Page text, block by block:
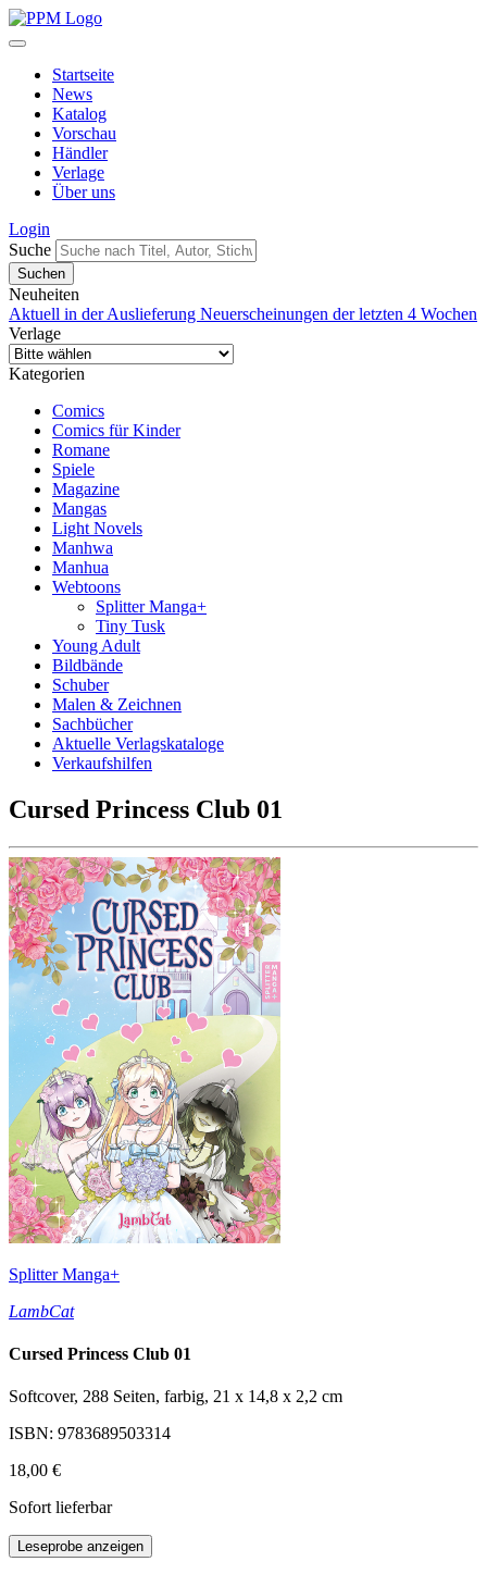
Startseite
News
Katalog
Vorschau
Händler
Verlage
Über uns
Login
Suche
Neuheiten
Aktuell in der Auslieferung Neuerscheinungen der letzten 4 Wochen
Verlage
Kategorien
Comics
Comics für Kinder
Romane
Spiele
Magazine
Mangas
Light Novels
Manhwa
Manhua
Webtoons
Splitter Manga+
Tiny Tusk
Young Adult
Bildbände
Schuber
Malen & Zeichnen
Sachbücher
Aktuelle Verlagskataloge
Verkaufshilfen
Cursed Princess Club 01
Splitter Manga+
LambCat
Cursed Princess Club 01
Softcover, 288 Seiten, farbig, 21 x 14,8 x 2,2 cm
ISBN: 9783689503314
18,00 €
Sofort lieferbar
Leseprobe anzeigen